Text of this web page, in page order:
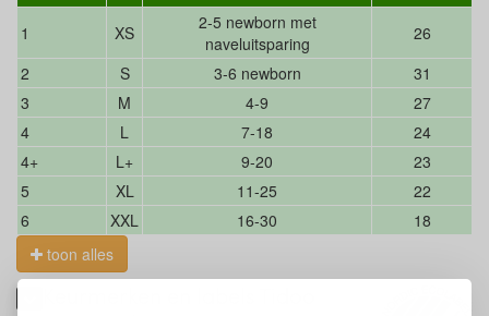
1 XS
2-5 newborn met
naveluitsparing
26
2
S 3-6 newborn
31
3
M 4-9
27
4
L 7-18
24
4+
L+ 9-20
23
5
XL 11-25
22
6
XXL 16-30
18
toon alles